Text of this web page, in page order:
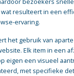
resulteert in een
ervaring.
het gebruik van
Elk item in een
eigen een visueel
met specifieke